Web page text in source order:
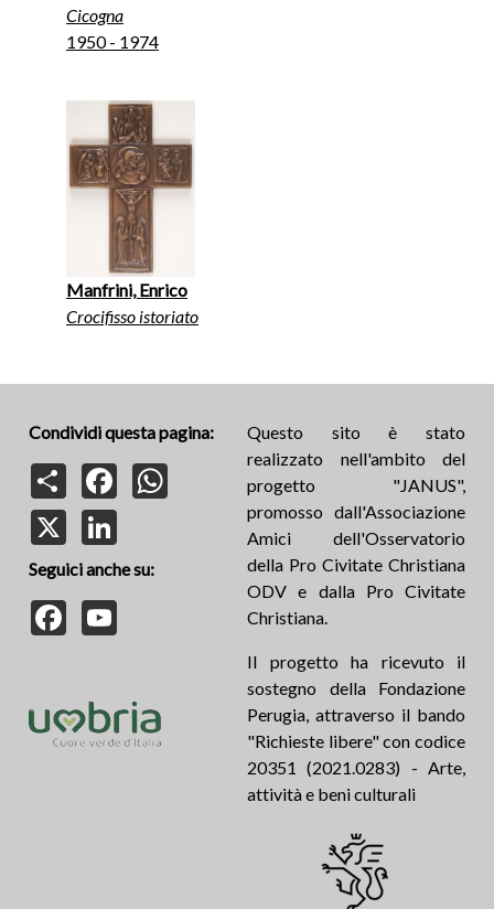
Cicogna
1950 - 1974
Manfrini, Enrico
Crocifisso istoriato
Condividi questa pagina:
Share
FacebookWhatsApp
Seguici anche su:
Facebook
Questo sito è stato
realizzato nell'ambito del
progetto "JANUS",
promosso dall'Associazione
Amici dell'Osservatorio
della Pro Civitate Christiana
ODV e dalla Pro Civitate
Christiana.
Il progetto ha ricevuto il
sostegno della Fondazione
Perugia, attraverso il bando
"Richieste libere" con codice
20351 (2021.0283) - Arte,
attività e beni culturali